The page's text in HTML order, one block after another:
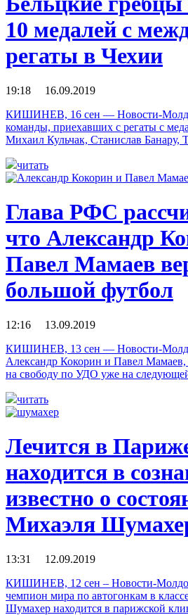
10 медалей с
регаты в Чехии
19:18 16.09.2019
КИШИНЕВ, 16 сен — Новости-
команды, приехавших с регаты с
Михаил Кульчак, Станислав Банару,
читать
Глава РФС
что Александр
Павел Мамаев
большой футбол
12:16 13.09.2019
КИШИНЕВ, 13 сен — Новости-
Александр Кокорин и Павел
на свободу по УДО уже на
читать
Лечится в
находится в
известно о
Михаэля
13:31 12.09.2019
КИШИНЕВ, 12 сен – Новости-
чемпион мира по автогонкам в
Шумахер находится в парижской